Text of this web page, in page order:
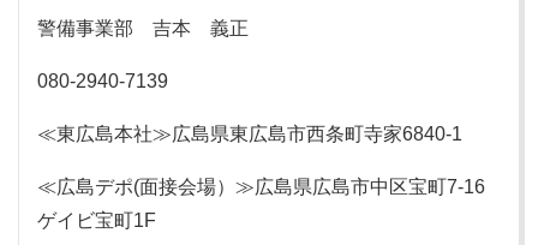
警備事業部 吉本 義正
080-2940-7139
≪東広島本社≫広島県東広島市西条町寺家6840-1
≪広島デポ(面接会場）≫広島県広島市中区宝町7-16
ゲイビ宝町1F